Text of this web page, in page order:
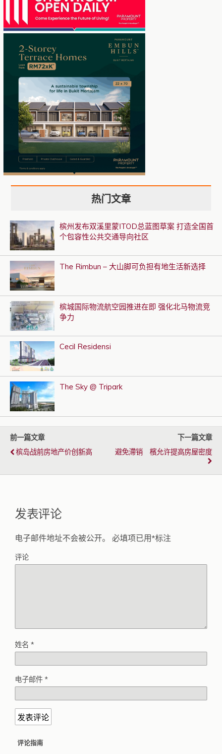
热门文章
槟州发布双溪里蒙ITOD总蓝图草案 打造全国首
个包容性公共交通导向社区
The Rimbun – 大山脚可负担有地生活新选择
槟城国际物流航空园推进在即 强化北马物流竞
争力
Cecil Residensi
The Sky @ Tripark
前一篇文章
槟岛战前房地产价创新高
下一篇文章
避免滯销 檳允许提高房屋密度
发表评论
电子邮件地址不会被公开。 必填项已用*标注
评论
姓名 *
电子邮件 *
评论指南